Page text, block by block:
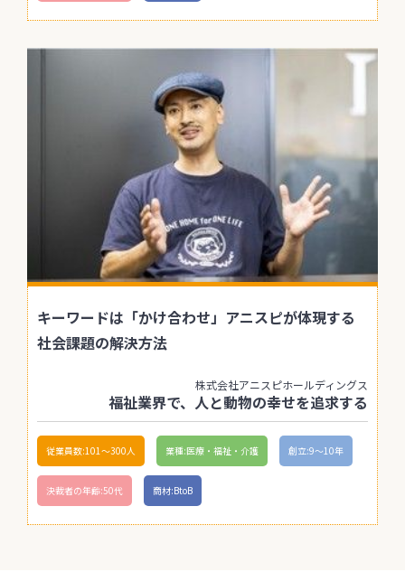
キーワードは「かけ合わせ」アニスピが体現する
社会課題の解決方法
株式会社アニスピホールディングス
福祉業界で、人と動物の幸せを追求する
従業員数:101〜300人 業種:医療・福祉・介護 創立:9〜10年
決裁者の年齢:50代 商材:BtoB